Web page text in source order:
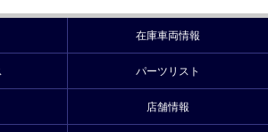
在庫車両情報
パーツリスト
店舗情報